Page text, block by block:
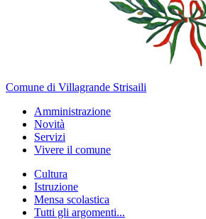
Comune di Villagrande Strisaili
Amministrazione
Novità
Servizi
Vivere il comune
Cultura
Istruzione
Mensa scolastica
Tutti gli argomenti...